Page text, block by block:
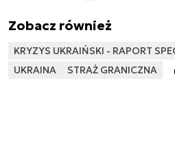
Zobacz również
KRYZYS UKRAIŃSKI - RAPORT
UKRAINA
STRAŻ GRANICZNA